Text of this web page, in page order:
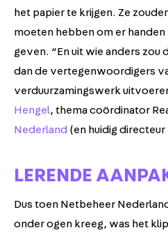
het papier te krijgen. Ze
moeten hebben om er
geven. “En uit wie anders zou
dan de vertegenwoordigers
verduurzamingswerk
Hengel, thema coördinator
Nederland (en huidig directeur
LERENDE
Dus toen Netbeheer
onder ogen kreeg, was het